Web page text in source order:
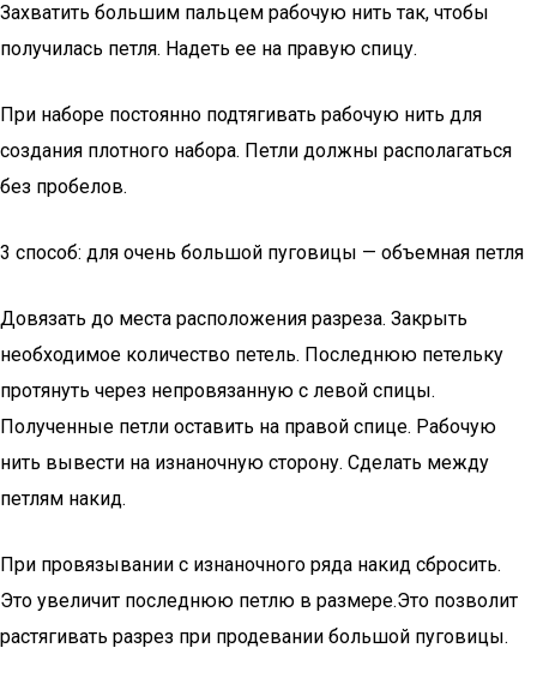
Захватить большим пальцем рабочую нить так, чтобы
получилась петля. Надеть ее на правую спицу.
При наборе постоянно подтягивать рабочую нить для
создания плотного набора. Петли должны располагаться
без пробелов.
3 способ: для очень большой пуговицы — объемная петля
Довязать до места расположения разреза. Закрыть
необходимое количество петель. Последнюю петельку
протянуть через непровязанную с левой спицы.
Полученные петли оставить на правой спице. Рабочую
нить вывести на изнаночную сторону. Сделать между
петлям накид.
При провязывании с изнаночного ряда накид сбросить.
Это увеличит последнюю петлю в размере.Это позволит
растягивать разрез при продевании большой пуговицы.